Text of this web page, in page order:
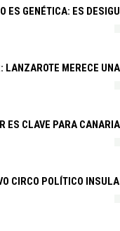
ES GENÉTICA: ES
LANZAROTE MERECE
ES CLAVE PARA
CIRCO POLÍTICO